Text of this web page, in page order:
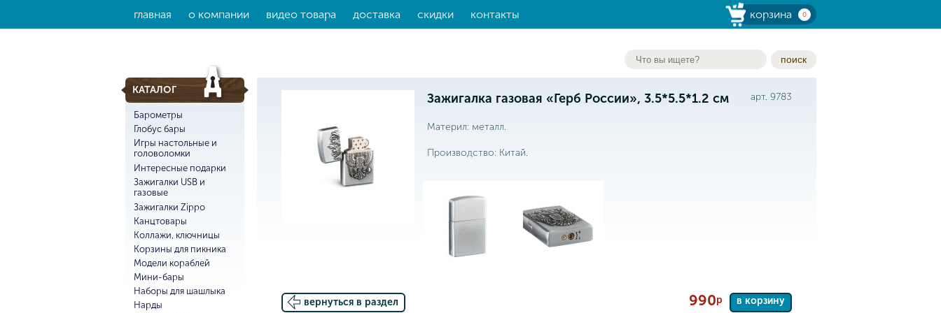
главная о компании видео товара доставка скидки контакты корзина 0
поиск
КАТАЛОГ
Барометры
Глобус бары
Игры настольные и
головоломки
Интересные подарки
Зажигалки USB и
газовые
Зажигалки Zippo
Канцтовары
Коллажи, ключницы
Корзины для пикника
Модели кораблей
Мини-бары
Наборы для шашлыка
Нарды
Зажигалка газовая «Герб России», 3.5*5.5*1.2 см арт. 9783
Материл: металл.
Производство: Китай.
вернуться в раздел 990р в корзину